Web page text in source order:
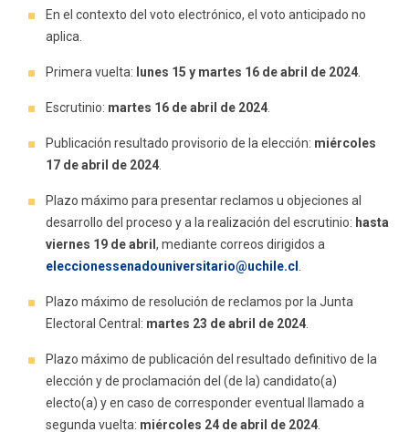
En el contexto del voto electrónico, el voto anticipado no
aplica.
Primera vuelta: lunes 15 y martes 16 de abril de 2024
Escrutinio: martes 16 de abril de 2024
Publicación resultado provisorio de la elección: miércoles
17 de abril de 2024
Plazo máximo para presentar reclamos u objeciones al
desarrollo del proceso y a la realización del escrutinio: hasta
viernes 19 de abril, mediante correos dirigidos a
eleccionessenadouniversitario@uchile.cl
Plazo máximo de resolución de reclamos por la Junta
Electoral Central: martes 23 de abril de 2024
Plazo máximo de publicación del resultado definitivo de la
elección y de proclamación del (de la) candidato(a)
electo(a) y en caso de corresponder eventual llamado a
segunda vuelta: miércoles 24 de abril de 2024